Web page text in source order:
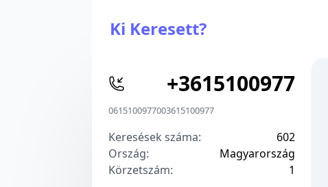
Ki Keresett?
+3615100977
0615100977003615100977
Keresések száma:
602
Ország:
Magyarország
Körzetszám:
1